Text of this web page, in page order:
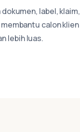
label, klaim,
calon klien
lebih luas.